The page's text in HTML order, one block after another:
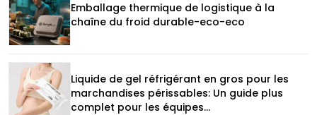
Emballage thermique de logistique à la
chaîne du froid durable-eco-eco
Liquide de gel réfrigérant en gros pour les
marchandises périssables: Un guide plus
complet pour les équipes